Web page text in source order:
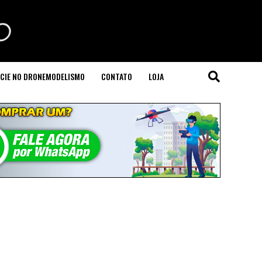
NO DRONEMODELISMO CONTATO LOJA